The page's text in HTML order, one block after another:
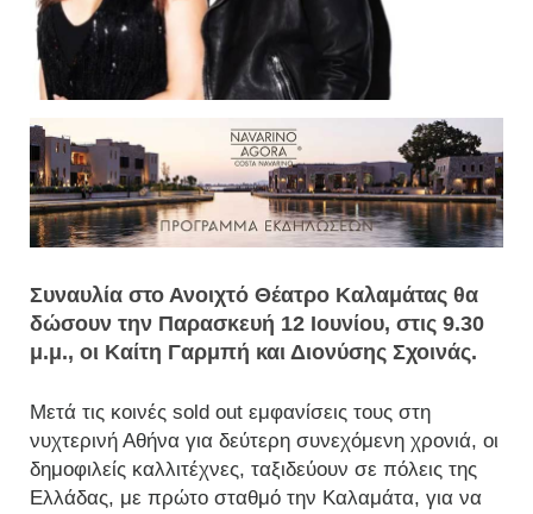
Συναυλία στο Ανοιχτό Θέατρο Καλαμάτας θα
δώσουν την Παρασκευή 12 Ιουνίου, στις 9.30
μ.μ., οι Καίτη Γαρμπή και Διονύσης Σχοινάς.
Μετά τις κοινές sold out εμφανίσεις τους στη
νυχτερινή Αθήνα για δεύτερη συνεχόμενη χρονιά, οι
δημοφιλείς καλλιτέχνες, ταξιδεύουν σε πόλεις της
Ελλάδας, με πρώτο σταθμό την Καλαμάτα, για να